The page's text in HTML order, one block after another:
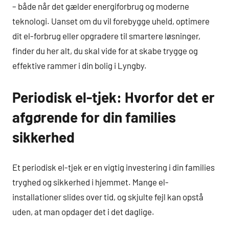
– både når det gælder energiforbrug og moderne
teknologi. Uanset om du vil forebygge uheld, optimere
dit el-forbrug eller opgradere til smartere løsninger,
finder du her alt, du skal vide for at skabe trygge og
effektive rammer i din bolig i Lyngby.
Periodisk el-tjek: Hvorfor det er
afgørende for din families
sikkerhed
Et periodisk el-tjek er en vigtig investering i din families
tryghed og sikkerhed i hjemmet. Mange el-
installationer slides over tid, og skjulte fejl kan opstå
uden, at man opdager det i det daglige.